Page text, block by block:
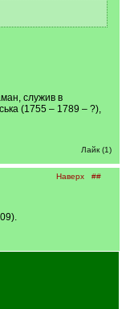
служив в
(1755 – 1789 – ?),
Лайк (1)
Наверх ##